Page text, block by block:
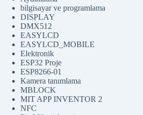
bilgisayar ve programlama
DISPLAY
DMX512
EASYLCD
EASYLCD_MOBILE
Elektronik
ESP32 Proje
ESP8266-01
Kamera tanımlama
MBLOCK
MIT APP INVENTOR 2
NFC